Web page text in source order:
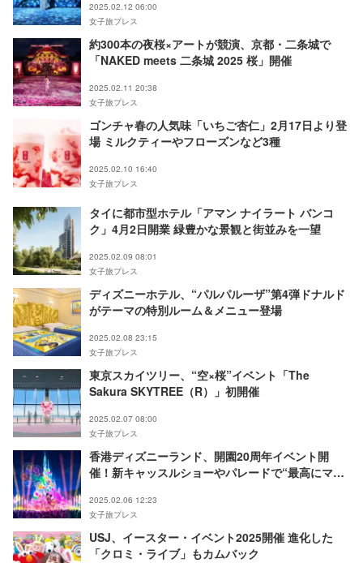
2025.02.12 06:00
女子旅プレス
約300本の夜桜×アートが競演、京都・二条城で
「NAKED meets 二条城 2025 桜」開催
2025.02.11 20:38
女子旅プレス
ゴンチャ春の人気味「いちご杏仁」2月17日より登
場 ミルクティーやフローズンなど3種
2025.02.10 16:40
女子旅プレス
タイに都市型ホテル「アマン ナイラート バンコ
ク」4月2日開業 緑豊かな景観と街並みを一望
2025.02.09 08:01
女子旅プレス
ディズニーホテル、“パルパルーザ”第4弾ドナルド
がテーマの特別ルーム＆メニュー登場
2025.02.08 23:15
女子旅プレス
東京スカイツリー、“空×桜”イベント「The
Sakura SKYTREE（R）」初開催
2025.02.07 08:00
女子旅プレス
香港ディズニーランド、開園20周年イベント開
催！新キャッスルショーやパレードで“最高にマジ
2025.02.06 12:23
女子旅プレス
USJ、イースター・イベント2025開催 進化した
「クロミ・ライブ」もカムバック